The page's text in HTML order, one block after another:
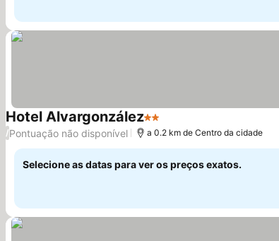
Hotel Alvargonzález2 Estrelas
/Pontuação não disponível a 0.2 km de Centro da cidade
Selecione as datas para ver os preços exatos.